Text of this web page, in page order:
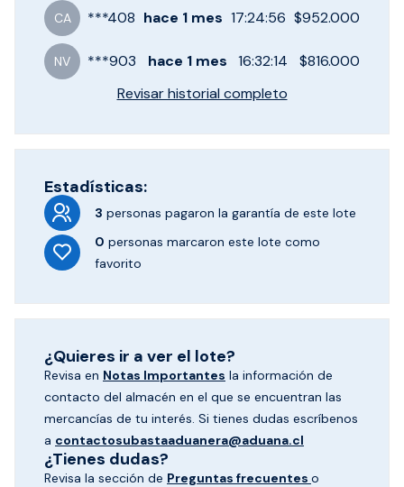
CA ***408 hace 1 mes 17:24:56 $952.000
NV ***903 hace 1 mes 16:32:14
$816.000
Revisar historial completo
Estadísticas:
3 personas pagaron la garantía de este lote
0 personas marcaron este lote como
favorito
¿Quieres ir a ver el lote?
Revisa en Notas Importantes la información de
contacto del almacén en el que se encuentran las
mercancías de tu interés. Si tienes dudas escríbenos
a contactosubastaaduanera@aduana.cl
¿Tienes dudas?
Revisa la sección de Preguntas frecuentes o